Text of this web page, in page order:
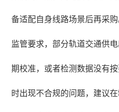
备适配自身线路场景后再采
监管要求，部分轨道交通供
期校准，或者检测数据没有
时出现不合规的问题，建议